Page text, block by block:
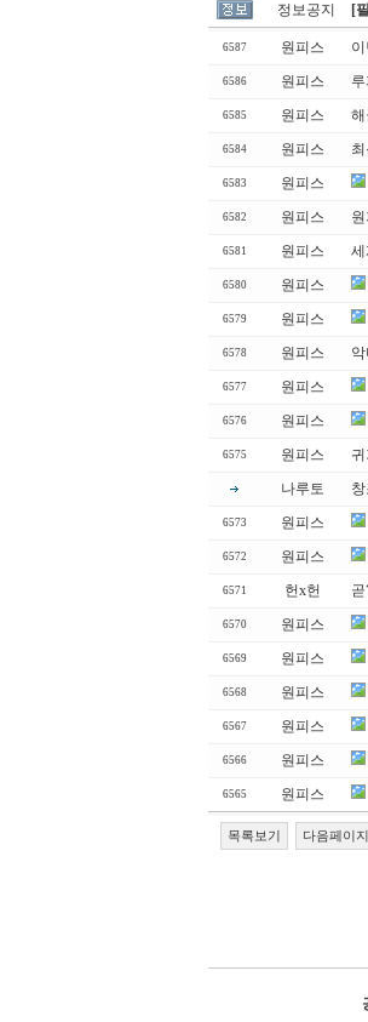
정보공지 [
6587 원피스
6586 원피스
6585 원피스
6584 원피스
6583 원피스
6582 원피스
6581 원피스
6580 원피스
6579 원피스
6578 원피스
6577 원피스
6576 원피스
6575 원피스 귀
나루토
6573 원피스
6572 원피스
6571 헌x헌
6570 원피스
6569 원피스
6568 원피스
6567 원피스
6566 원피스
6565 원피스
목록보기 다음페이지